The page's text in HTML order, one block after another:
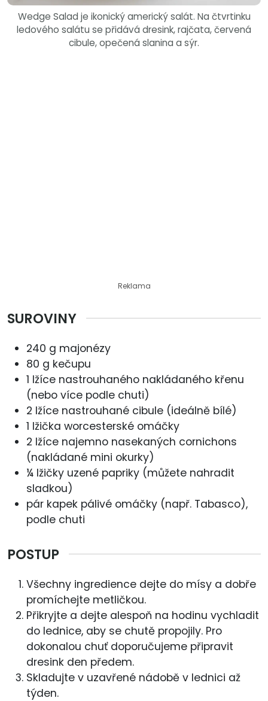
Wedge Salad je ikonický americký salát. Na čtvrtinku
ledového salátu se přidává dresink, rajčata, červená
cibule, opečená slanina a sýr.
Reklama
SUROVINY
240 g majonézy
80 g kečupu
1 lžíce nastrouhaného nakládaného křenu
(nebo více podle chuti)
2 lžíce nastrouhané cibule (ideálně bílé)
1 lžička worcesterské omáčky
2 lžíce najemno nasekaných cornichons
(nakládané mini okurky)
¼ lžičky uzené papriky (můžete nahradit
sladkou)
pár kapek pálivé omáčky (např. Tabasco),
podle chuti
POSTUP
Všechny ingredience dejte do mísy a dobře
promíchejte metličkou.
Přikryjte a dejte alespoň na hodinu vychladit
do lednice, aby se chutě propojily. Pro
dokonalou chuť doporučujeme připravit
dresink den předem.
Skladujte v uzavřené nádobě v lednici až
týden.